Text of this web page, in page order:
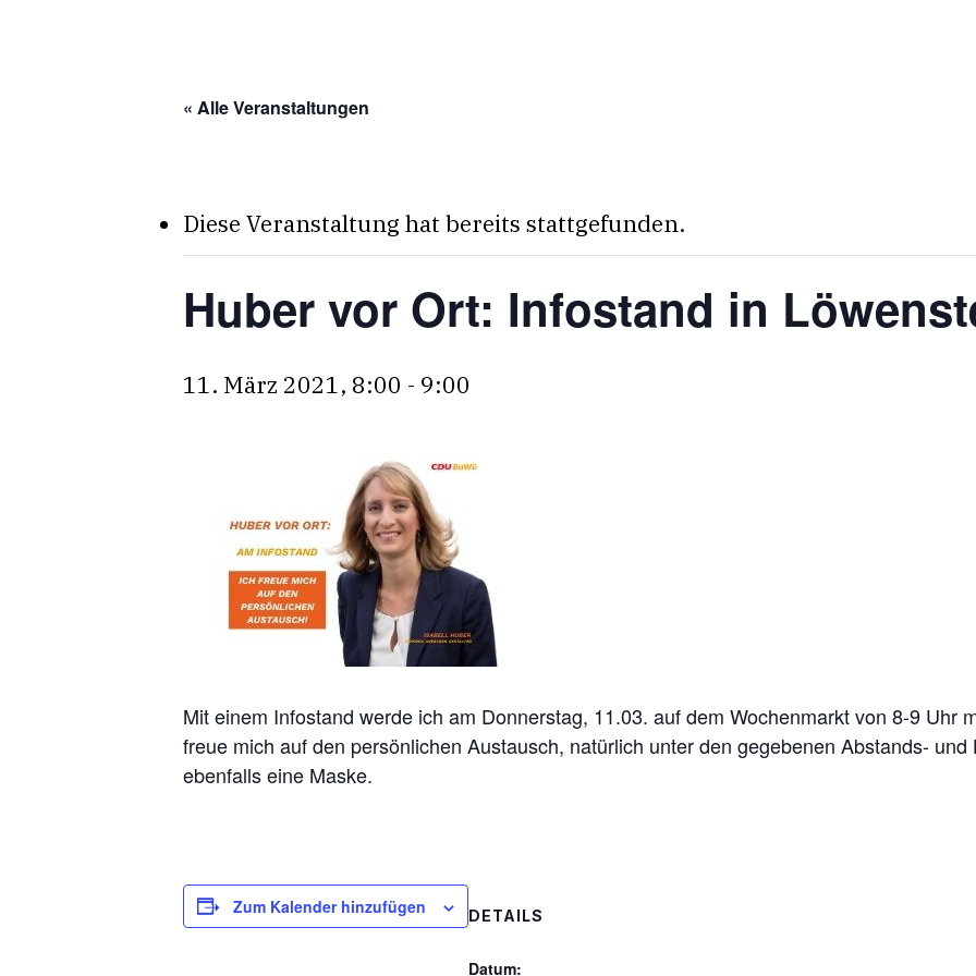
« Alle Veranstaltungen
Diese Veranstaltung hat bereits stattgefunden.
Huber vor Ort: Infostand in
11. März 2021, 8:00 - 9:00
Mit einem Infostand werde ich am Donnerstag, 11.03. auf dem Wochenmarkt von 8-9 Uhr
freue mich auf den persönlichen Austausch, natürlich unter den gegebenen Abstands-
ebenfalls eine Maske.
Zum Kalender hinzufügen DETAILS
Datum: